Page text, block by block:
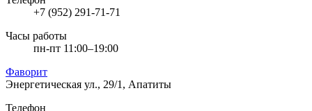
+7 (952) 291-71-71
Часы работы
пн-пт 11:00–19:00
Фаворит
Энергетическая ул., 29/1, Апатиты
Телефон